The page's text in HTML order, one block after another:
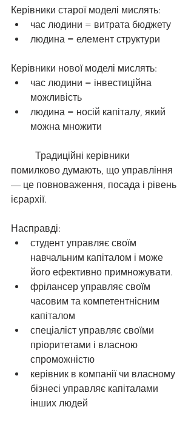
Керівники старої моделі мислять:
час людини = витрата бюджету
людина = елемент структури
Керівники нової моделі мислять:
час людини = інвестиційна
можливість
людина = носій капіталу, який
можна множити
помилково думають, що управління
— це повноваження, посада і рівень
ієрархії.
Насправді:
студент управляє своїм
навчальним капіталом і може
його ефективно примножувати.
фрілансер управляє своїм
часовим та компетентнісним
капіталом
спеціаліст управляє своїми
пріоритетами і власною
спроможністю
керівник в компанії чи власному
бізнесі управляє капіталами
інших людей